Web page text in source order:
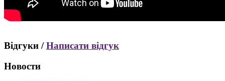
Відгуки /Написати відгук
Новости